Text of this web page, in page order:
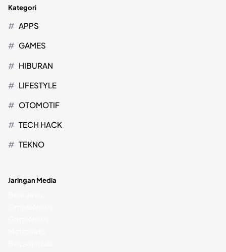
Kategori
APPS
GAMES
HIBURAN
LIFESTYLE
OTOMOTIF
TECH HACK
TEKNO
Jaringan Media